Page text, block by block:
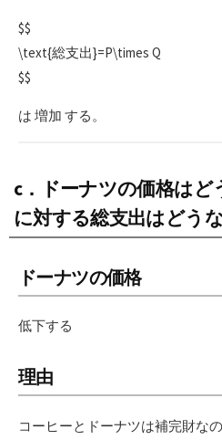
$$
\text{総支出}=P\times Q
$$
は 増加 する。
c．ドーナツの価格は
に対する総支出はどう
ドーナツの価格
低下する
理由
コーヒーとドーナツは補完財な